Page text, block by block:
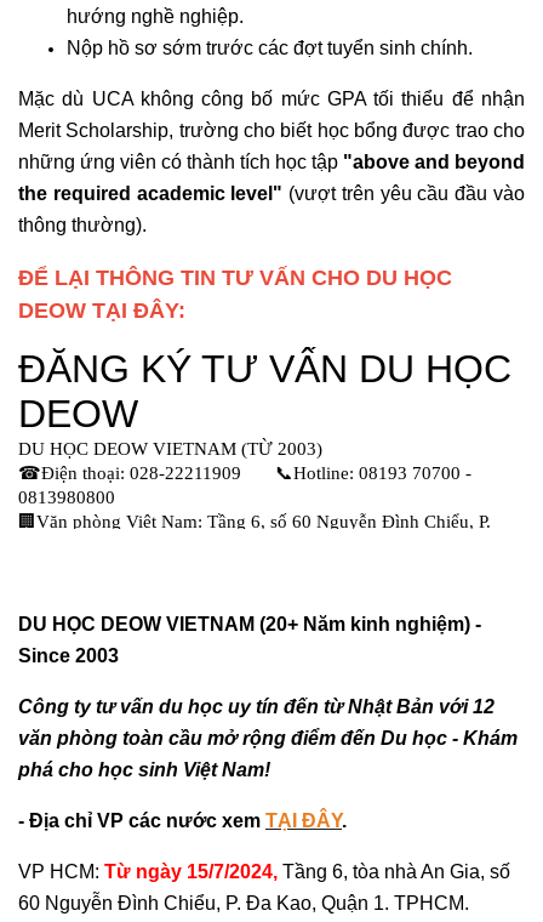
hướng nghề nghiệp.
Nộp hồ sơ sớm trước các đợt tuyển sinh chính.
Mặc dù UCA không công bố mức GPA tối thiểu để nhận
Merit Scholarship, trường cho biết học bổng được trao cho
những ứng viên có thành tích học tập "above and beyond
the required academic level" (vượt trên yêu cầu đầu vào
thông thường).
ĐỂ LẠI THÔNG TIN TƯ VẤN CHO DU HỌC
DEOW TẠI ĐÂY:
DU HỌC DEOW VIETNAM (20+ Năm kinh nghiệm) -
Since 2003
Công ty tư vấn du học uy tín đến từ Nhật Bản với 12
văn phòng toàn cầu mở rộng điểm đến Du học - Khám
phá cho học sinh Việt Nam!
- Địa chỉ VP các nước xem TẠI ĐÂY.
VP HCM: Từ ngày 15/7/2024, Tầng 6, tòa nhà An Gia, số
60 Nguyễn Đình Chiểu, P. Đa Kao, Quận 1. TPHCM.